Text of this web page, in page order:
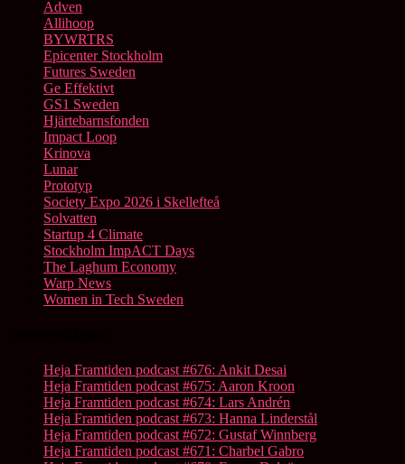
Adven
Allihoop
BYWRTRS
Epicenter Stockholm
Futures Sweden
Ge Effektivt
GS1 Sweden
Hjärtebarnsfonden
Impact Loop
Krinova
Lunar
Prototyp
Society Expo 2026 i Skellefteå
Solvatten
Startup 4 Climate
Stockholm ImpACT Days
The Laghum Economy
Warp News
Women in Tech Sweden
Heja Framtiden podcast #676: Ankit Desai
Heja Framtiden podcast #675: Aaron Kroon
Heja Framtiden podcast #674: Lars Andrén
Heja Framtiden podcast #673: Hanna Linderstål
Heja Framtiden podcast #672: Gustaf Winnberg
Heja Framtiden podcast #671: Charbel Gabro